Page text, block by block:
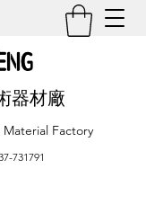
器材廠
Factory
731791